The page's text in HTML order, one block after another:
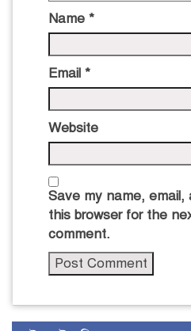
Name *
Email *
Website
Save my name, email,
this browser for the
comment.